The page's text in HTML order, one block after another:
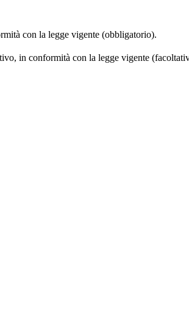
con la legge vigente (obbligatorio).
in conformità con la legge vigente